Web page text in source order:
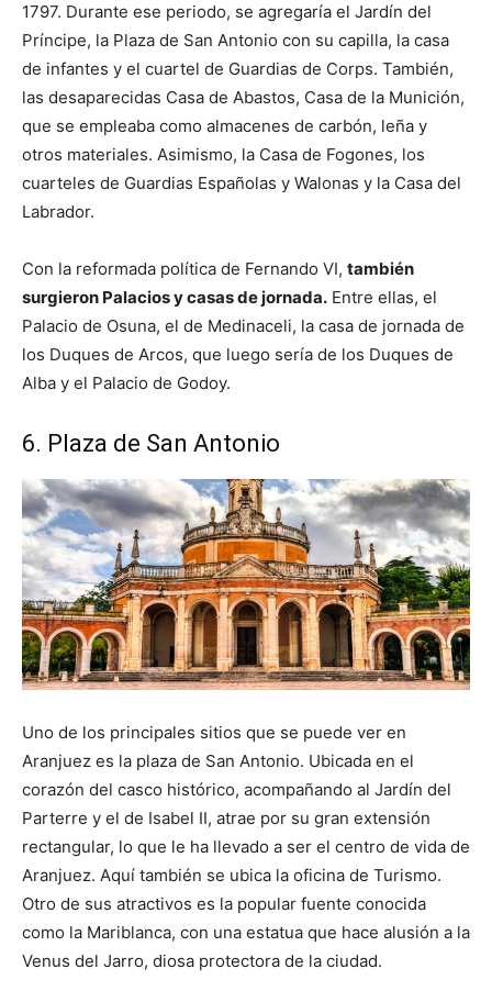
1797. Durante ese periodo, se agregaría el Jardín del
Príncipe, la Plaza de San Antonio con su capilla, la casa
de infantes y el cuartel de Guardias de Corps. También,
las desaparecidas Casa de Abastos, Casa de la Munición,
que se empleaba como almacenes de carbón, leña y
otros materiales. Asimismo, la Casa de Fogones, los
cuarteles de Guardias Españolas y Walonas y la Casa del
Labrador.
Con la reformada política de Fernando VI, también
surgieron Palacios y casas de jornada. Entre ellas, el
Palacio de Osuna, el de Medinaceli, la casa de jornada de
los Duques de Arcos, que luego sería de los Duques de
Alba y el Palacio de Godoy.
6. Plaza de San Antonio
Uno de los principales sitios que se puede ver en
Aranjuez es la plaza de San Antonio. Ubicada en el
corazón del casco histórico, acompañando al Jardín del
Parterre y el de Isabel II, atrae por su gran extensión
rectangular, lo que le ha llevado a ser el centro de vida de
Aranjuez. Aquí también se ubica la oficina de Turismo.
Otro de sus atractivos es la popular fuente conocida
como la Mariblanca, con una estatua que hace alusión a la
Venus del Jarro, diosa protectora de la ciudad.